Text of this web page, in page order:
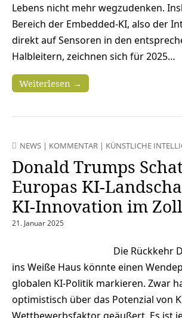
Lebens nicht mehr wegzudenken.
Bereich der Embedded-KI, also der
direkt auf Sensoren in den
Halbleitern, zeichnen sich für 2025…
Weiterlesen →
NEWS | KOMMENTAR | KÜNSTLICHE
Donald Trumps
Europas KI-
KI-Innovation im
21. Januar 2025
Die Rückkehr
ins Weiße Haus könnte einen
globalen KI-Politik markieren. Zwar
optimistisch über das Potenzial von